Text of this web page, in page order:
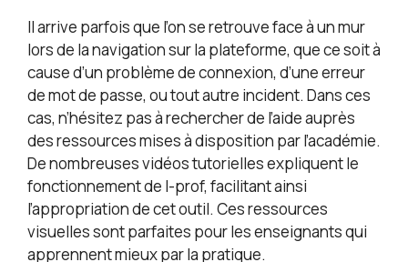
Il arrive parfois que l’on se retrouve face à un mur
lors de la navigation sur la plateforme, que ce soit à
cause d’un problème de connexion, d’une erreur
de mot de passe, ou tout autre incident. Dans ces
cas, n’hésitez pas à rechercher de l’aide auprès
des ressources mises à disposition par l’académie.
De nombreuses vidéos tutorielles expliquent le
fonctionnement de I-prof, facilitant ainsi
l’appropriation de cet outil. Ces ressources
visuelles sont parfaites pour les enseignants qui
apprennent mieux par la pratique.